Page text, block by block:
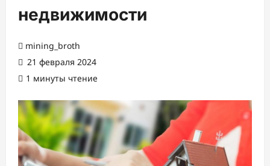
недвижимости
mining_broth
21 февраля 2024
1 минуты чтение